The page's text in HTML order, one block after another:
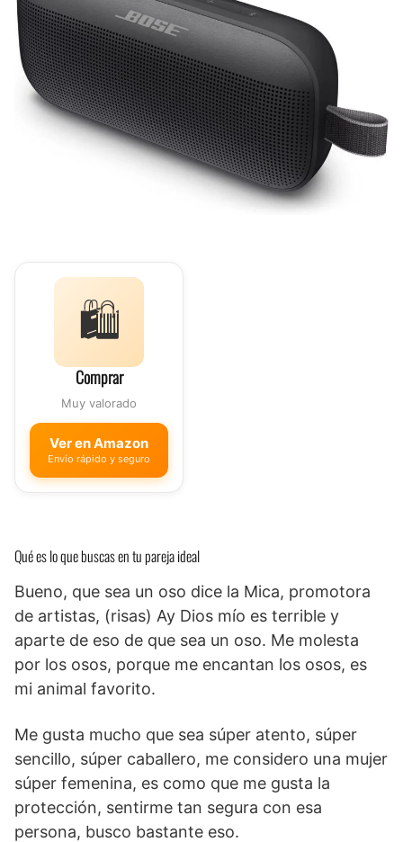
🛍️
Comprar
Muy valorado
Ver en Amazon
Envío rápido y seguro
Qué es lo que buscas en tu pareja ideal
Bueno, que sea un oso dice la Mica, promotora
de artistas, (risas) Ay Dios mío es terrible y
aparte de eso de que sea un oso. Me molesta
por los osos, porque me encantan los osos, es
mi animal favorito.
Me gusta mucho que sea súper atento, súper
sencillo, súper caballero, me considero una mujer
súper femenina, es como que me gusta la
protección, sentirme tan segura con esa
persona, busco bastante eso.